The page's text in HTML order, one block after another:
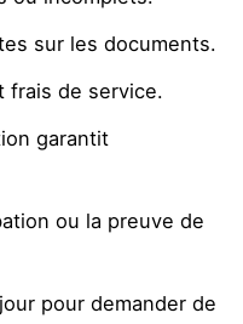
sur les documents.
frais de service.
garantit
ou la preuve de
pour demander de